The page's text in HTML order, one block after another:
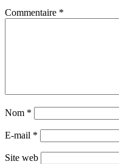
Commentaire *
Nom *
E-mail *
Site web